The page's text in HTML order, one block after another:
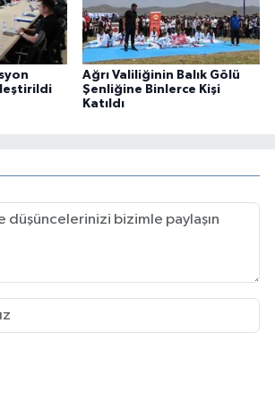
Ağrı Valiliğinin Balık Gölü
Şenliğine Binlerce Kişi
Katıldı